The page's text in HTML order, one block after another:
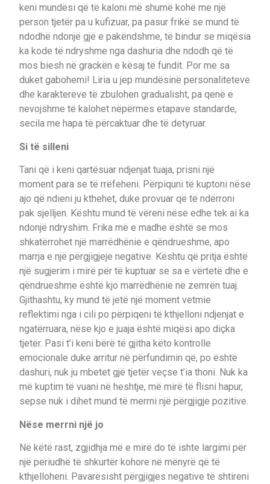
keni mundësi që të kaloni më shumë kohë me një
person tjetër pa u kufizuar, pa pasur frikë se mund të
ndodhë ndonjë gjë e pakëndshme, të bindur se miqësia
ka kode të ndryshme nga dashuria dhe ndodh që të
mos biesh në grackën e kësaj të fundit. Por me sa
duket gabohemi! Liria u jep mundësinë personaliteteve
dhe karaktereve të zbulohen gradualisht, pa qenë e
nevojshme të kalohet nëpërmes etapave standarde,
secila me hapa të përcaktuar dhe të detyruar.
Si të silleni
Tani që i keni qartësuar ndjenjat tuaja, prisni një
moment para se të rrëfeheni. Përpiquni të kuptoni nëse
ajo që ndieni ju kthehet, duke provuar që të ndërroni
pak sjelljen. Kështu mund të vëreni nëse edhe tek ai ka
ndonjë ndryshim. Frika më e madhe është se mos
shkatërrohet një marrëdhënie e qëndrueshme, apo
marrja e një përgjigjeje negative. Kështu që pritja është
një sugjerim i mirë për të kuptuar se sa e vërtetë dhe e
qëndrueshme është kjo marrëdhënie në zemrën tuaj.
Gjithashtu, ky mund të jetë një moment vetmie
reflektimi nga i cili po përpiqeni të kthjelloni ndjenjat e
ngatërruara, nëse kjo e juaja është miqësi apo diçka
tjetër. Pasi t’i keni bërë të gjitha këto kontrolle
emocionale duke arritur në përfundimin që, po është
dashuri, nuk ju mbetet gjë tjetër veçse t’ia thoni. Nuk ka
më kuptim të vuani në heshtje, më mirë të flisni hapur,
sepse nuk i dihet mund të merrni një përgjigje pozitive.
Nëse merrni një jo
Në këtë rast, zgjidhja më e mirë do të ishte largimi për
një periudhë të shkurtër kohore në mënyrë që të
kthjelloheni. Pavarësisht përgjigjes negative të shtireni